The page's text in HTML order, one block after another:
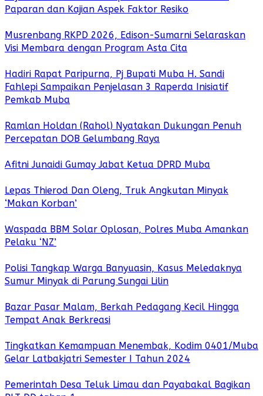
Paparan dan Kajian Aspek Faktor Resiko
Musrenbang RKPD 2026, Edison-Sumarni Selaraskan
Visi Membara dengan Program Asta Cita
Hadiri Rapat Paripurna, Pj Bupati Muba H. Sandi
Fahlepi Sampaikan Penjelasan 3 Raperda Inisiatif
Pemkab Muba
Ramlan Holdan (Rahol) Nyatakan Dukungan Penuh
Percepatan DOB Gelumbang Raya
Afitni Junaidi Gumay Jabat Ketua DPRD Muba
Lepas Thierod Dan Oleng, Truk Angkutan Minyak
‘Makan Korban’
Waspada BBM Solar Oplosan, Polres Muba Amankan
Pelaku ‘NZ’
Polisi Tangkap Warga Banyuasin, Kasus Meledaknya
Sumur Minyak di Parung Sungai Lilin
Bazar Pasar Malam, Berkah Pedagang Kecil Hingga
Tempat Anak Berkreasi
Tingkatkan Kemampuan Menembak, Kodim 0401/Muba
Gelar Latbakjatri Semester I Tahun 2024
Pemerintah Desa Teluk Limau dan Payabakal Bagikan